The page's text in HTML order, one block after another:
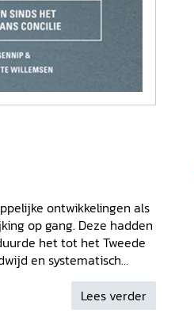
ontwikkelingen als
op gang. Deze hadden
het tot het Tweede
en systematisch
congregaties hadden deze
even snel als het
moest nagedacht worden
Lees verder